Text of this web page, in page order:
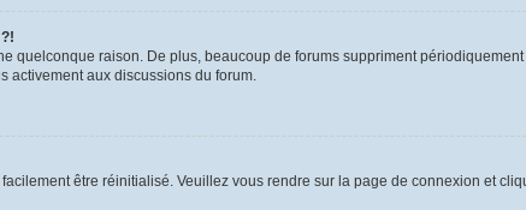
quelconque raison. De plus, beaucoup de forums suppriment
activement aux discussions du forum.
être réinitialisé. Veuillez vous rendre sur la page de connexion et